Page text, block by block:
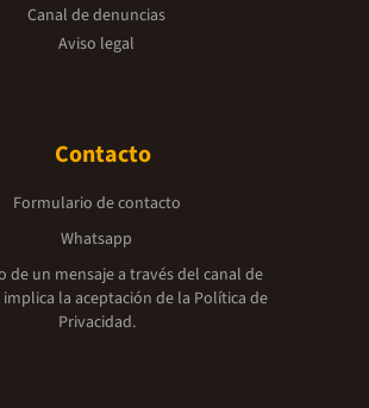
Canal de denuncias
Aviso legal
Contacto
Formulario de contacto
Whatsapp
de un mensaje a través del canal de
la aceptación de la Política de
Privacidad.